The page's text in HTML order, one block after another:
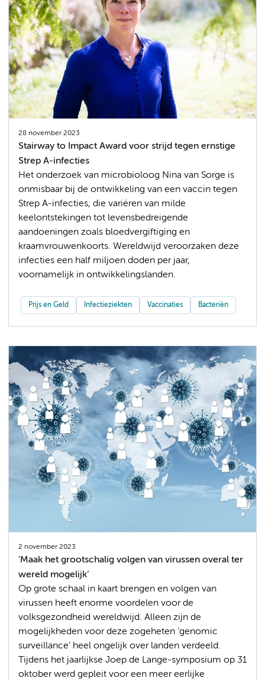
28 november 2023
Stairway to Impact Award voor strijd tegen ernstige
Strep A-infecties
Het onderzoek van microbioloog Nina van Sorge is
onmisbaar bij de ontwikkeling van een vaccin tegen
Strep A-infecties, die variëren van milde
keelontstekingen tot levensbedreigende
aandoeningen zoals bloedvergiftiging en
kraamvrouwenkoorts. Wereldwijd veroorzaken deze
infecties een half miljoen doden per jaar,
voornamelijk in ontwikkelingslanden.
Prijs en Geld Infectieziekten Vaccinaties Bacteriën
2 november 2023
‘Maak het grootschalig volgen van virussen overal ter
wereld mogelijk’
Op grote schaal in kaart brengen en volgen van
virussen heeft enorme voordelen voor de
volksgezondheid wereldwijd. Alleen zijn de
mogelijkheden voor deze zogeheten ‘genomic
surveillance’ heel ongelijk over landen verdeeld.
Tijdens het jaarlijkse Joep de Lange-symposium op 31
oktober werd gepleit voor een meer eerlijke